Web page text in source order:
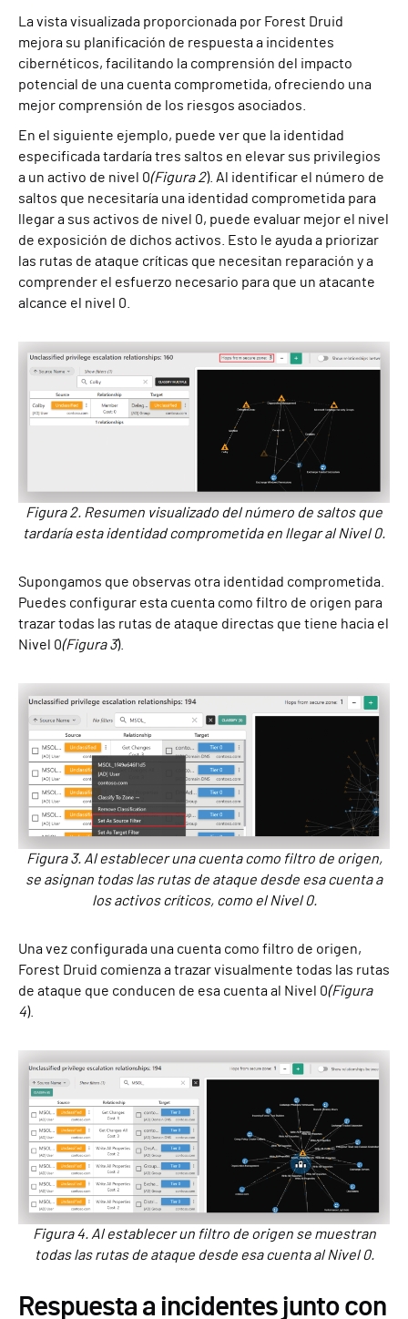
La vista visualizada proporcionada por Forest Druid
mejora su planificación de respuesta a incidentes
cibernéticos, facilitando la comprensión del impacto
potencial de una cuenta comprometida, ofreciendo una
mejor comprensión de los riesgos asociados.
En el siguiente ejemplo, puede ver que la identidad
especificada tardaría tres saltos en elevar sus privilegios
a un activo de nivel 0(Figura 2). Al identificar el número de
saltos que necesitaría una identidad comprometida para
llegar a sus activos de nivel 0, puede evaluar mejor el nivel
de exposición de dichos activos. Esto le ayuda a priorizar
las rutas de ataque críticas que necesitan reparación y a
comprender el esfuerzo necesario para que un atacante
alcance el nivel 0.
Figura 2. Resumen visualizado del número de saltos que
tardaría esta identidad comprometida en llegar al Nivel 0.
Supongamos que observas otra identidad comprometida.
Puedes configurar esta cuenta como filtro de origen para
trazar todas las rutas de ataque directas que tiene hacia el
Nivel 0(Figura 3).
Figura 3. Al establecer una cuenta como filtro de origen,
se asignan todas las rutas de ataque desde esa cuenta a
los activos críticos, como el Nivel 0.
Una vez configurada una cuenta como filtro de origen,
Forest Druid comienza a trazar visualmente todas las rutas
de ataque que conducen de esa cuenta al Nivel 0(Figura
4).
Figura 4. Al establecer un filtro de origen se muestran
todas las rutas de ataque desde esa cuenta al Nivel 0.
Respuesta a incidentes junto con